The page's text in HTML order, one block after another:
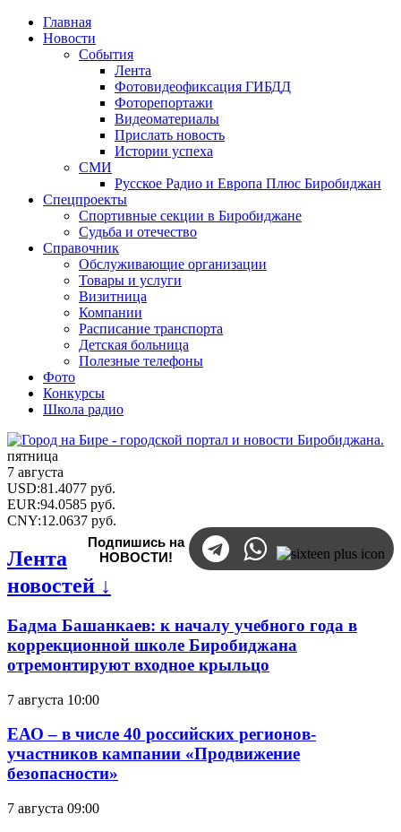
Главная
Новости
События
Лента
Фотовидеофиксация ГИБДД
Фоторепортажи
Видеоматериалы
Прислать новость
Истории успеха
СМИ
Русское Радио и Европа Плюс Биробиджан
Спецпроекты
Спортивные секции в Биробиджане
Судьба и отечество
Справочник
Обслуживающие организации
Товары и услуги
Визитница
Компании
Расписание транспорта
Детская больница
Полезные телефоны
Фото
Конкурсы
Школа радио
пятница
7 августа
USD:81.4077 руб.
EUR:94.0585 руб.
CNY:12.0637 руб.
Подпишись на
НОВОСТИ!
Лента
новостей ↓
Бадма Башанкаев: к началу учебного года в
коррекционной школе Биробиджана
отремонтируют входное крыльцо
7 августа 10:00
ЕАО – в числе 40 российских регионов-
участников кампании «Продвижение
безопасности»
7 августа 09:00